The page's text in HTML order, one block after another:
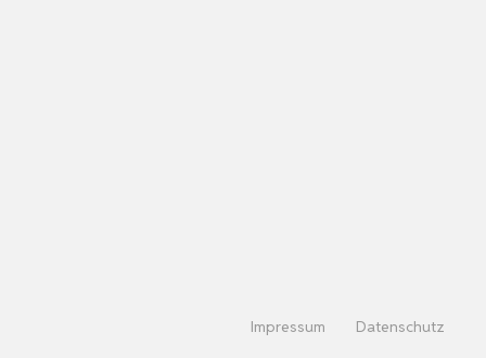
Impressum Datenschutz